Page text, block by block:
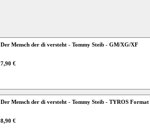
Der Mensch der di versteht - Tommy Steib - GM/XG/XF
7,90 €
Der Mensch der di versteht - Tommy Steib - TYROS Format
8,90 €